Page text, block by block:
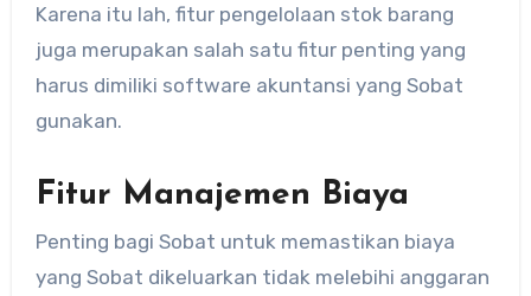
Karena itu lah, fitur pengelolaan stok barang
juga merupakan salah satu fitur penting yang
harus dimiliki software akuntansi yang Sobat
gunakan.
Fitur Manajemen Biaya
Penting bagi Sobat untuk memastikan biaya
yang Sobat dikeluarkan tidak melebihi anggaran